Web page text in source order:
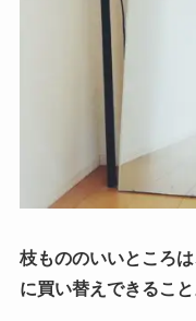
枝もののいいところ
に買い替えできること